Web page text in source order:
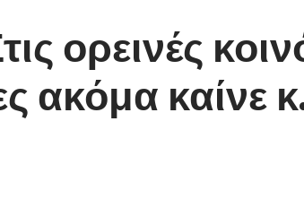
ορεινές
ακόμα καίνε